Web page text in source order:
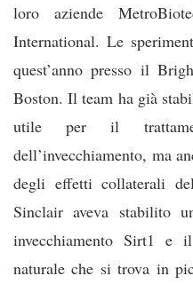
loro aziende
International. Le
quest’anno presso il
Boston. Il team ha già
utile per il
dell’invecchiamento, ma
degli effetti collaterali
Sinclair aveva stabilito
invecchiamento Sirt1 e
naturale che si trova in